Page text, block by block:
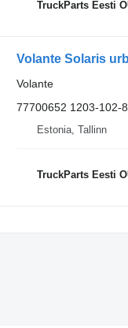
TruckParts Eesti
Volante Solaris
Volante
77700652 1203-102-
Estonia, Tallinn
TruckParts Eesti